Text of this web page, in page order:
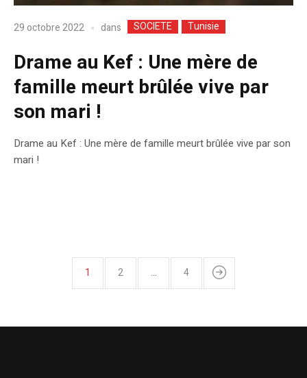
29 octobre 2022 dans SOCIETE Tunisie
Drame au Kef : Une mère de
famille meurt brûlée vive par
son mari !
Drame au Kef : Une mère de famille meurt brûlée vive par son
mari !
1 2 … 4